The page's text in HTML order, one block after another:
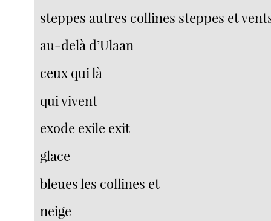
steppes autres collines steppes et
au-delà d’Ulaan
ceux qui là
qui vivent
exode exile exit
glace
bleues les collines et
neige